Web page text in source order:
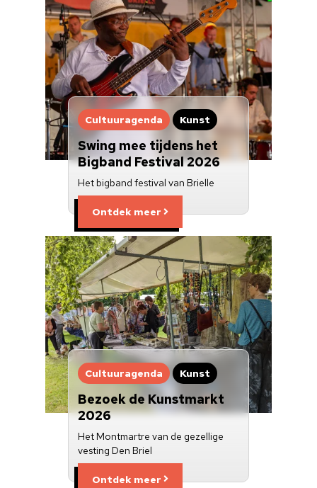
Cultuuragenda Kunst
Swing mee tijdens het
Bigband Festival 2026
Het bigband festival van Brielle
Ontdek meer
Cultuuragenda Kunst
Bezoek de Kunstmarkt
2026
Het Montmartre van de gezellige
vesting Den Briel
Ontdek meer